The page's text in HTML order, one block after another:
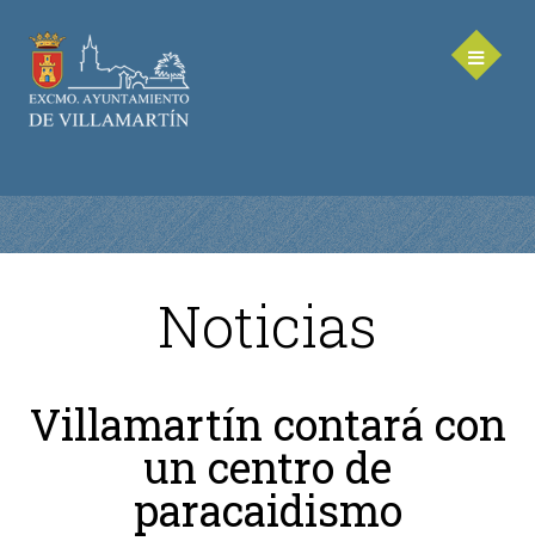
Equipo de Gobierno
Corporación Municipal - Legislatura 2023-2027
Teléfonos de contacto
Noticias
Villamartín contará con
un centro de
paracaidismo